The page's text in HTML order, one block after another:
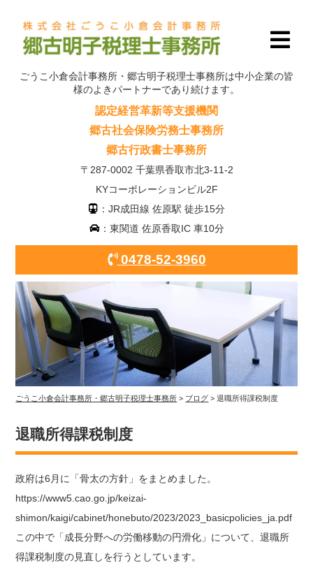
ごうこ小倉会計事務所・郷古明子税理士事務所は中小企業の皆
様のよきパートナーであり続けます。
認定経営革新等支援機関
郷古社会保険労務士事務所
郷古行政書士事務所
〒287-0002 千葉県香取市北3-11-2
KYコーポレーションビル2F
：JR成田線 佐原駅 徒歩15分
：東関道 佐原香取IC 車10分
0478-52-3960
ごうこ小倉会計事務所・郷古明子税理士事務所 > ブログ >退職所得課税制度
退職所得課税制度
政府は6月に「骨太の方針」をまとめました。
https://www5.cao.go.jp/keizai-
shimon/kaigi/cabinet/honebuto/2023/2023_basicpolicies_ja.pdf
この中で「成長分野への労働移動の円滑化」について、退職所
得課税制度の見直しを行うとしています。